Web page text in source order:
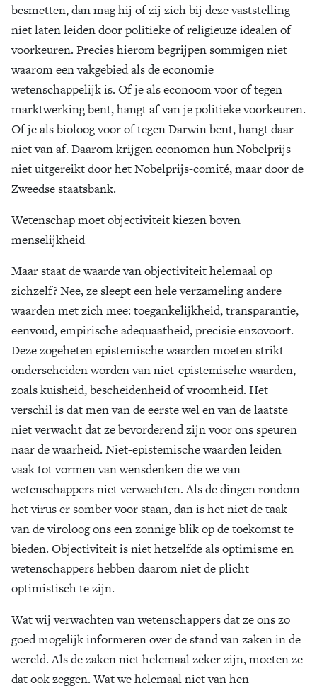
besmetten, dan mag hij of zij zich bij deze vaststelling
niet laten leiden door politieke of religieuze idealen of
voorkeuren. Precies hierom begrijpen sommigen niet
waarom een vakgebied als de economie
wetenschappelijk is. Of je als econoom voor of tegen
marktwerking bent, hangt af van je politieke voorkeuren.
Of je als bioloog voor of tegen Darwin bent, hangt daar
niet van af. Daarom krijgen economen hun Nobelprijs
niet uitgereikt door het Nobelprijs­-comité, maar door de
Zweedse staatsbank.
Wetenschap moet objectiviteit kiezen boven
menselijkheid
Maar staat de waarde van objectiviteit helemaal op
zichzelf? Nee, ze sleept een hele verzameling andere
waarden met zich mee: toegankelijkheid, transparantie,
eenvoud, empirische adequaatheid, precisie enzovoort.
Deze zogeheten epistemische waarden moeten strikt
onderscheiden worden van niet-epistemische waarden,
zoals kuisheid, bescheidenheid of vroomheid. Het
verschil is dat men van de eerste wel en van de laatste
niet verwacht dat ze bevorderend zijn voor ons speuren
naar de waarheid. Niet-epistemische waarden leiden
vaak tot vormen van wensdenken die we van
wetenschappers niet verwachten. Als de dingen rondom
het virus er somber voor staan, dan is het niet de taak
van de viroloog ons een zonnige blik op de toekomst te
bieden. Objectiviteit is niet hetzelfde als optimisme en
wetenschappers hebben daarom niet de plicht
optimistisch te zijn.
Wat wij verwachten van wetenschappers dat ze ons zo
goed mogelijk informeren over de stand van zaken in de
wereld. Als de zaken niet helemaal zeker zijn, moeten ze
dat ook zeggen. Wat we helemaal niet van hen